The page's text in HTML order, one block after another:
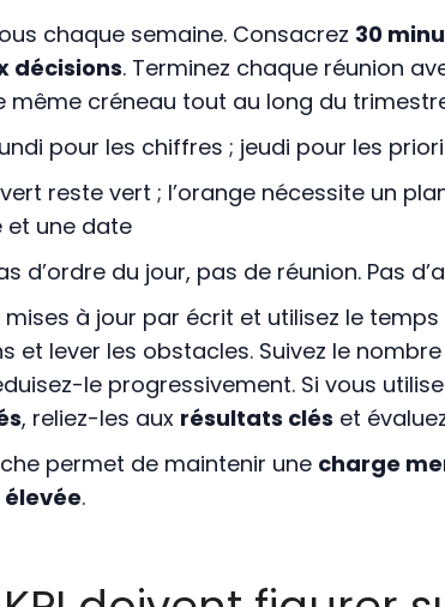
chaque semaine. Consacrez 30
décisions. Terminez chaque réunion
même créneau tout au long du
pour les chiffres ; jeudi pour les
reste vert ; l’orange nécessite un
et une date
d’ordre du jour, pas de réunion. Pas
mises à jour par écrit et utilisez le
et lever les obstacles. Suivez le
le progressivement. Si vous
, reliez-les aux résultats clés et
permet de maintenir une charge
.